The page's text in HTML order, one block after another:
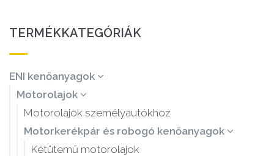
TERMÉKKATEGÓRIÁK
ENI kenőanyagok
Motorolajok
Motorolajok személyautókhoz
Motorkerékpár és robogó kenőanyagok
Kétütemű motorolajok